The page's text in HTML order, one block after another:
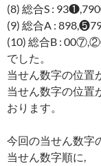
(8) 総合S :
(9) 総合A :
(10) 総合B :
でした。
当せん数字の位置
当せん数字の位置
おります。
今回の当せん数字
当せん数字順に,